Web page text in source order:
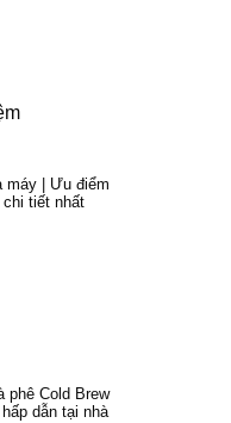
máy | Ưu điểm
chi tiết nhất
phê Cold Brew
dẫn tại nhà